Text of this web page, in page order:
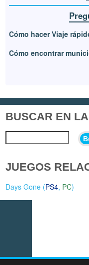
Cómo hacer Viaje
Cómo encontrar
BUSCAR EN
JUEGOS
Days Gone (PS4, PC)